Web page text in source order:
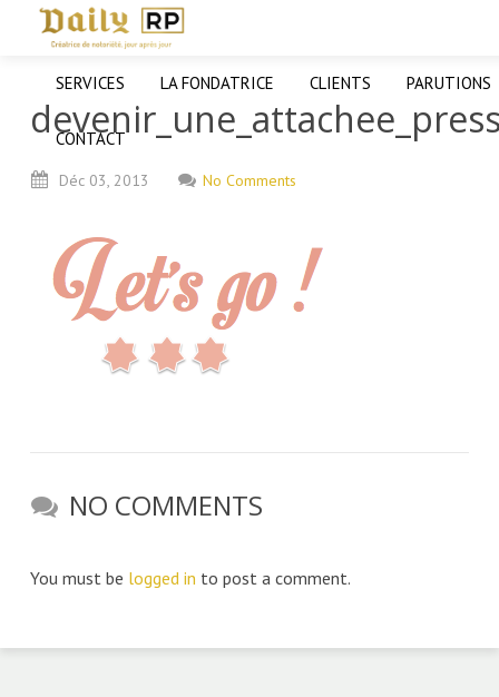
SERVICES LA FONDATRICE CLIENTS PARUTIONS
CONTACT
Déc 03, 2013 No Comments
NO COMMENTS
You must be logged in to post a comment.